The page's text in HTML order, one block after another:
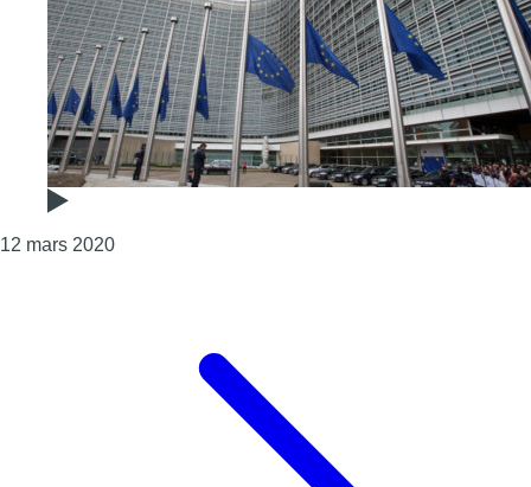
12 mars 2020Consulter l'article "Les écoles européennes